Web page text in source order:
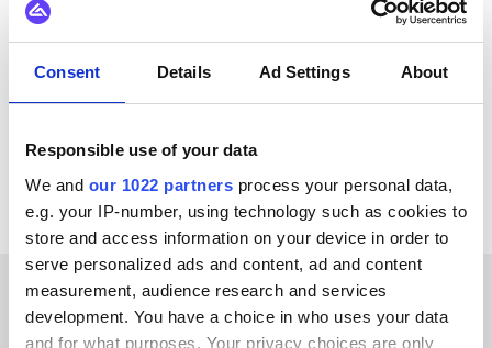
Consent Details Ad Settings About
Responsible use of your data
We and our 1022 partners process your personal data,
e.g. your IP-number, using technology such as cookies to
store and access information on your device in order to
serve personalized ads and content, ad and content
measurement, audience research and services
development. You have a choice in who uses your data
and for what purposes. Your privacy choices are only
Bekijk alle Microsoft Dynamics 365 F&O
KLANTVERHALEN